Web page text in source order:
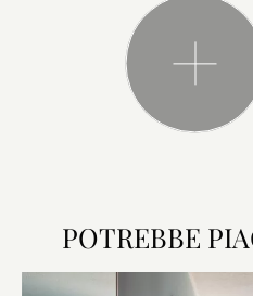
POTREBBE